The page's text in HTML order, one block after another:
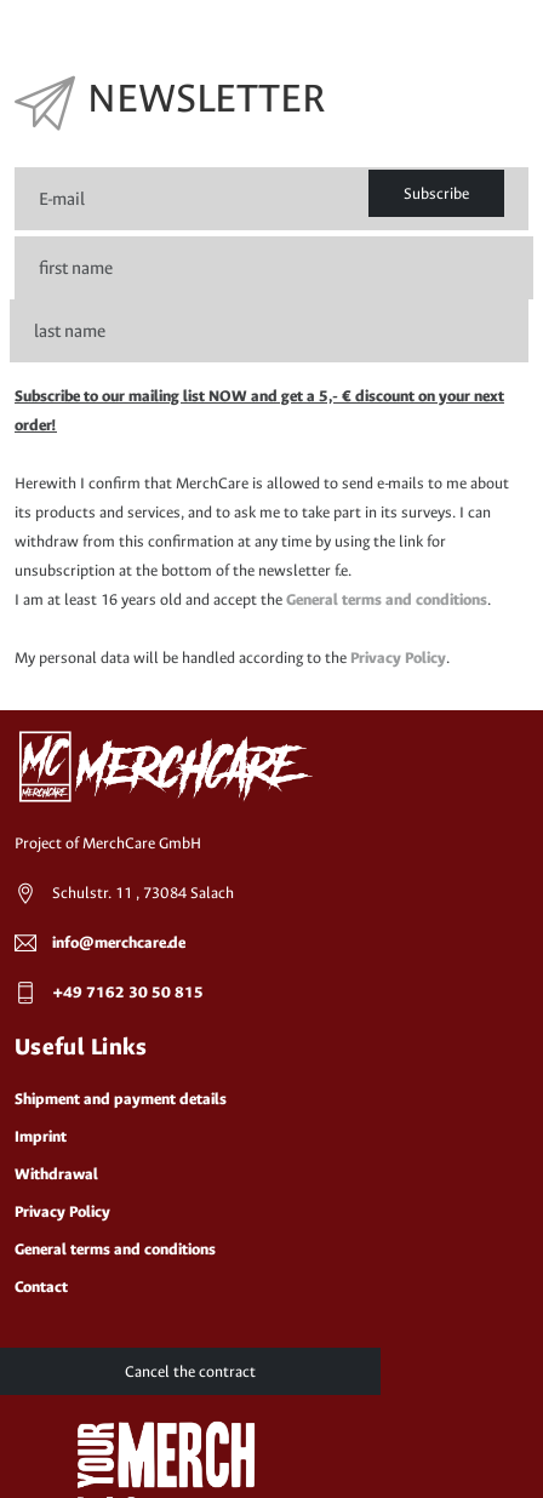
NEWSLETTER
Subscribe
Subscribe to our mailing list NOW and get a 5,- € discount on your next
order!
Herewith I confirm that MerchCare is allowed to send e-mails to me about
its products and services, and to ask me to take part in its surveys. I can
withdraw from this confirmation at any time by using the link for
unsubscription at the bottom of the newsletter f.e.
I am at least 16 years old and accept theGeneral terms and conditions.
My personal data will be handled according to the Privacy Policy.
Project of MerchCare GmbH
Schulstr. 11 , 73084 Salach
info@merchcare.de
+49 7162 30 50 815
Useful Links
Shipment and payment details
Imprint
Withdrawal
Privacy Policy
General terms and conditions
Contact
Cancel the contract